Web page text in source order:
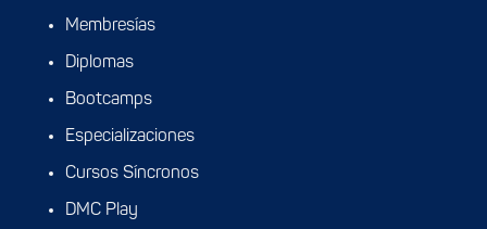
Membresías
Diplomas
Bootcamps
Especializaciones
Cursos Síncronos
DMC Play